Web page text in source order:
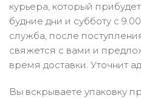
курьера, который
будние дни и субботу с
служба, после
свяжется с вами и
время доставки. Уточнит
Вы вскрываете упаковку